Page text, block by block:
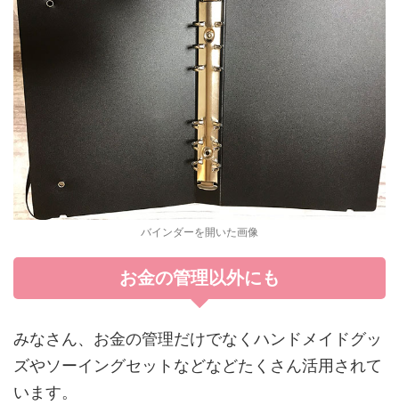
バインダーを開いた画像
お金の管理以外にも
みなさん、お金の管理だけでなくハンドメイドグッ
ズやソーイングセットなどなどたくさん活用されて
います。